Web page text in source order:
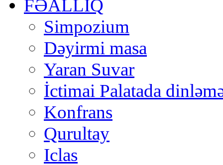
FƏALLIQ
Simpozium
Dəyirmi masa
Yaran Suvar
İctimai Palatada
Konfrans
Qurultay
Iclas